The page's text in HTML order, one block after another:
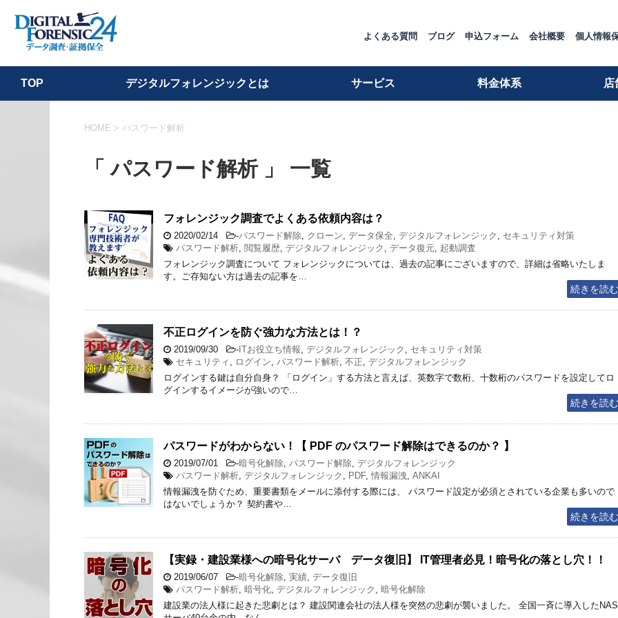
よくある質問 ブログ 申込フォーム 会社概要 個人情報
TOP デジタルフォレンジックとは サービス 料金体系 店
HOME > パスワード解析
「 パスワード解析 」 一覧
フォレンジック調査でよくある依頼内容は？
2020/02/14 -パスワード解除, クローン, データ保全, デジタルフォレンジック , セキュリティ対策
パスワード解析, 閲覧履歴, デジタルフォレンジック , データ復元, 起動調査
フォレンジック調査について フォレンジックについては、過去の記事にございますので、詳細は省略いたしま
す。ご存知ない方は過去の記事を…
続きを読む
不正ログインを防ぐ強力な方法とは！？
2019/09/30 - ITお役立ち情報, デジタルフォレンジック , セキュリティ対策
セキュリティ , ログイン, パスワード解析, 不正, デジタルフォレンジック
ログインする鍵は自分自身？ 「ログイン」する方法と言えば、英数字で数桁、十数桁のパスワードを設定してロ
グインするイメージが強いので…
続きを読む
パスワードがわからない！【 PDF のパスワード解除はできるのか？ 】
2019/07/01 -暗号化解除, パスワード解除, デジタルフォレンジック
パスワード解析, デジタルフォレンジック , PDF, 情報漏洩, ANKAI
情報漏洩を防ぐため、重要書類をメールに添付する際には、 パスワード設定が必須とされている企業も多いので
はないでしょうか？ 契約書や…
続きを読む
【実録・建設業様への暗号化サーバ データ復旧】 IT管理者必見！暗号化の落とし穴！！
2019/06/07 -暗号化解除, 実績, データ復旧
パスワード解析, 暗号化, デジタルフォレンジック , 暗号化解除
建設業の法人様に起きた悲劇とは？ 建設関連会社の法人様を突然の悲劇が襲いました。 全国一斉に導入したNAS